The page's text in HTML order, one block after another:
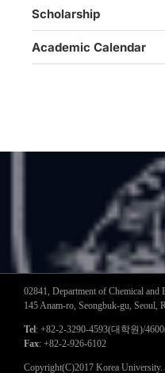
Scholarship
Academic Calendar
02841, Department of Chemical
145 Anam-ro, Seongbuk-gu, Seoul,
Tel: +82-2-3290-4593(대학원)/
Fax: +82-2-926-6102
Copyright(C)2017 Korea University.